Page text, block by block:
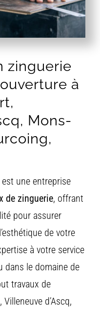
zinguerie
à
Mons-
est une entreprise
de zinguerie, offrant
pour assurer
l’esthétique de votre
à votre service
dans le domaine de
travaux de
d’Ascq,